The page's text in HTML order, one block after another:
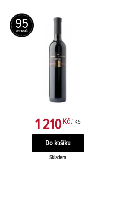
95
1 210Kč / ks
Skladem